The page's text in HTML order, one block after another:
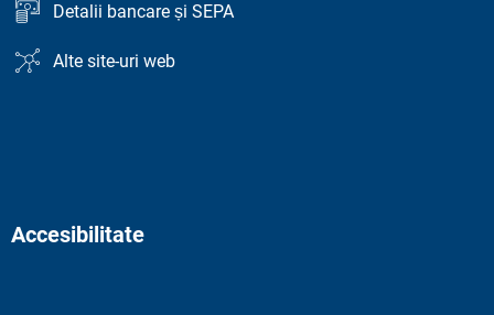
Detalii bancare și SEPA
Alte site-uri web
Accesibilitate